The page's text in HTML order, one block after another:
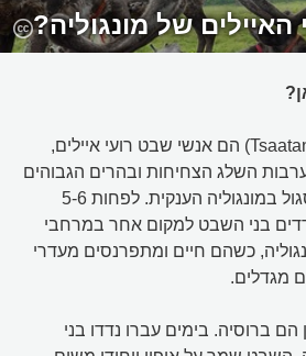
של מונגוליה?
אנשי הטסאטאן (Tsaatan tribe) הם אנשי שבט רועי איילים,
השלג הצחיחות ובהרים הגבוהים
שבצפון אזור אגם חובסגול במונגוליה הענקית. לפחות 5-6
בני השבט למקום אחר במרחבי
כשהם חיים ומתפרנסים מעדרי
מגדלים.
ברוסיה. בימים עברו נדדו בני